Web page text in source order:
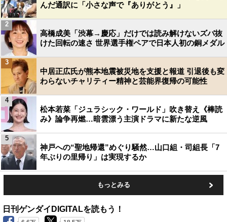
んだ通訳に「小さな声で『ありがとう』」
高橋成美「渋幕→慶応」だけでは読み解けないズバ抜
けた回転の速さ 世界選手権ペアで日本人初の銅メダル
2
中居正広氏が熊本地震被災地を支援と報道 引退後も変
わらないチャリティー精神と芸能界復帰の可能性
3
松本若菜「ジュラシック・ワールド」吹き替え《棒読
み》論争再燃…暗雲漂う主演ドラマに新たな逆風
4
神戸への“聖地帰還”めぐり騒然…山口組・司組長「7
年ぶりの里帰り」は実現するか
5
もっとみる
日刊ゲンダイDIGITALを読もう！